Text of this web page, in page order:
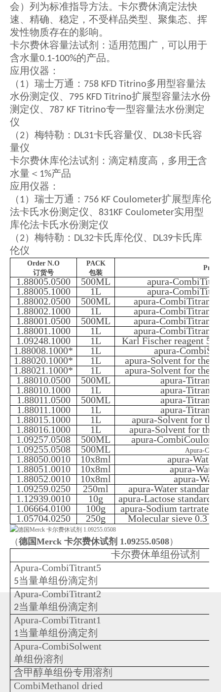
会）列为标准指导方法。卡尔费休滴定法快
速、精确、稳定，不受样品类型、聚集态、挥
发性物质存在的影响。
卡尔费休容量法试剂：适用范围广，可以用于
含水量0.1-100%的产品。
应用仪器：
（ 1）瑞士万通： 758 KFD Titrino多用型容量法
水份测定仪、 795 KFD Titrino扩展型容量法水份
测定仪、 787 KF Titrino专一型容量法水份测定
仪
（ 2）梅特勒： DL31卡氏容量仪、 DL38卡氏容
量仪
卡尔费休库伦法试剂：滴定精度高，多用于含
水量＜ 1%产品
应用仪器：
（ 1）瑞士万通： 756 KF Coulometer扩展型库伦
法卡氏水份测定仪、 831KF Coulometer实用型
库伦法卡氏水份测定仪
（ 2）梅特勒： DL32卡氏库伦仪、 DL39卡氏库
伦仪
Order N.O
订货号
PACK
包装
1.88005.0500 500ML
apura-
1.88005.1000
1L
apura-
1.88002.0500
500ML
apura-CombiTitrant
1.88002.1000
1L
apura-CombiTitrant
1.88001.0500
500ML
apura-CombiTitrant
1.88001.1000
1L
apura-CombiTitrant
1.09248.1000
1L
Karl Fischer reagent 5
1.88008.1000*
1L
apura-
1.88020.1000*
1L
apura-Solvent for the
1.88021.1000*
1L
apura-Solvent for the
1.88010.0500
500ML
apura-Titrant
1.88010.1000
1L
apura-Titrant
1.88011.0500
500ML
apura-Titrant
1.88011.1000
1L
apura-Titrant
1.88015.1000
1L
apura-Solvent for
1.88016.1000
1L
apura-Solvent for the
1.09257.0508
500ML
apura-
1.09255.0508
500ML Apura-
1.88050.0010 10x8ml
apura-Water
1.88051.0010
10x8ml
apura-
1.88052.0010
10x8ml
apura-
1.09259.0250
250ml
apura-Water
1.12939.0010
10g
apura-Lactose standard
1.06664.0100
100g
apura-Sodium tartrate
1.05704.0250
250g Molecular sieve 0.3
（德国Merck 卡尔费休试剂 1.09255.0508）
卡尔费休单组份试剂
Apura-CombiTitrant5
5当量单组份滴定剂
Apura-CombiTitrant2
2当量单组份滴定剂
Apura-CombiTitrant1
1当量单组份滴定剂
Apura-CombiSolwent
单组份溶剂
含甲醇单组份专用溶剂
CombiMethanol dried